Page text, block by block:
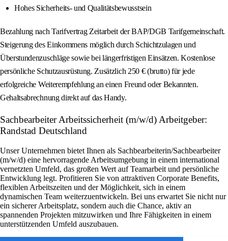
Hohes Sicherheits- und Qualitätsbewusstsein
Bezahlung nach Tarifvertrag Zeitarbeit der BAP/DGB Tarifgemeinschaft.
Steigerung des Einkommens möglich durch Schichtzulagen und
Überstundenzuschläge sowie bei längerfristigen Einsätzen. Kostenlose
persönliche Schutzausrüstung. Zusätzlich 250 € (brutto) für jede
erfolgreiche Weiterempfehlung an einen Freund oder Bekannten.
Gehaltsabrechnung direkt auf das Handy.
Sachbearbeiter Arbeitssicherheit (m/w/d) Arbeitgeber:
Randstad Deutschland
Unser Unternehmen bietet Ihnen als Sachbearbeiterin/Sachbearbeiter
(m/w/d) eine hervorragende Arbeitsumgebung in einem international
vernetzten Umfeld, das großen Wert auf Teamarbeit und persönliche
Entwicklung legt. Profitieren Sie von attraktiven Corporate Benefits,
flexiblen Arbeitszeiten und der Möglichkeit, sich in einem
dynamischen Team weiterzuentwickeln. Bei uns erwartet Sie nicht nur
ein sicherer Arbeitsplatz, sondern auch die Chance, aktiv an
spannenden Projekten mitzuwirken und Ihre Fähigkeiten in einem
unterstützenden Umfeld auszubauen.